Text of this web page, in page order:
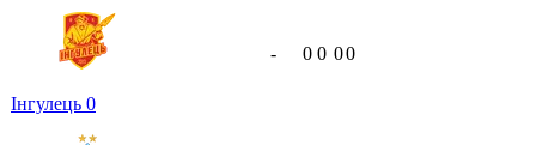
Інгулець 0
- 0 0 00